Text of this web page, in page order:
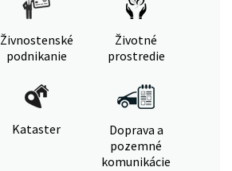
Živnostenské
podnikanie
Životné
prostredie
Kataster
Doprava a
pozemné
komunikácie